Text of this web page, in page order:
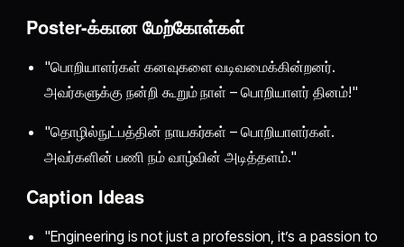
Poster-க்கான மேற்கோள்கள்
"பொறியாளர்கள் கனவுகளை வடிவமைக்கின்றனர்.
அவர்களுக்கு நன்றி கூறும் நாள் – பொறியாளர் தினம்!"
"தொழில்நுட்பத்தின் நாயகர்கள் – பொறியாளர்கள்.
அவர்களின் பணி நம் வாழ்வின் அடித்தளம்."
Caption Ideas
"Engineering is not just a profession, it’s a passion to